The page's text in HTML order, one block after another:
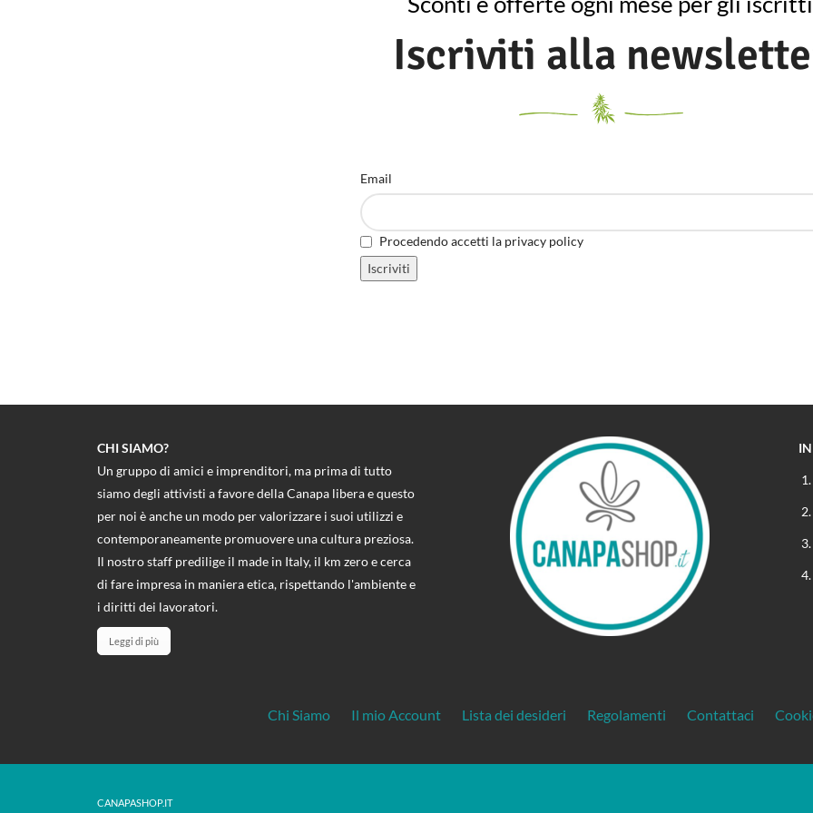
Iscriviti alla
Email
Procedendo accetti la privacy policy
CHI SIAMO?
Un gruppo di amici e imprenditori, ma prima di tutto
siamo degli attivisti a favore della Canapa libera e questo
per noi è anche un modo per valorizzare i suoi utilizzi e
contemporaneamente promuovere una cultura preziosa.
Il nostro staff predilige il made in Italy, il km zero e cerca
di fare impresa in maniera etica, rispettando l'ambiente e
i diritti dei lavoratori.
Leggi di più
Chi Siamo Il mio Account Lista dei desideri Regolamenti Contattaci
CANAPASHOP.IT